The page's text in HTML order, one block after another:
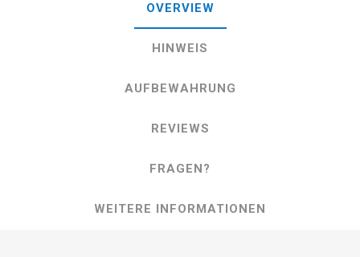
OVERVIEW
HINWEIS
AUFBEWAHRUNG
REVIEWS
FRAGEN?
WEITERE INFORMATIONEN